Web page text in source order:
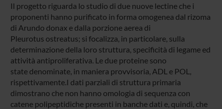
Il progetto riguarda lo studio di due nuove lectine che i
proponenti hanno purificato in forma omogenea dal rizoma
di Arundo donax e dalla porzione aerea di
Pleurotus ostreatus; si focalizza, in particolare, sulla
determinazione della loro struttura, specificità di legame ed
attività antiproliferativa. Le due proteine sono
state denominate, in maniera provvisoria, ADL e POL,
rispettivamente.I dati parziali di struttura primaria
dimostrano che non hanno omologia di sequenza con
catene polipeptidiche presenti in banche dati e, quindi, che